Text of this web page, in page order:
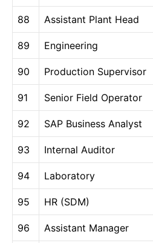
88 Assistant Plant Head
89 Engineering
90 Production Supervisor
91 Senior Field Operator
92 SAP Business Analyst
93 Internal Auditor
94 Laboratory
95 HR (SDM)
96 Assistant Manager